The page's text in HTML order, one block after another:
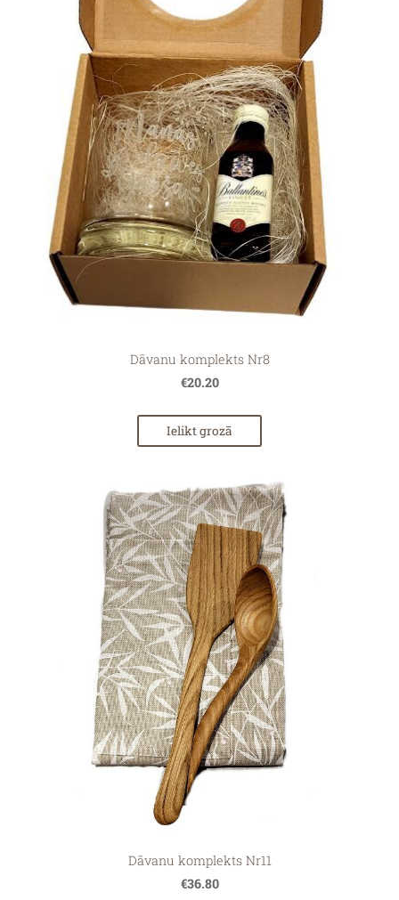
Dāvanu komplekts Nr8
€20.20
Ielikt grozā
Dāvanu komplekts Nr11
€36.80